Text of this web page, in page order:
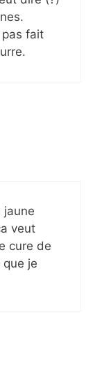
pas fait
jaune
veut
cure de
que je